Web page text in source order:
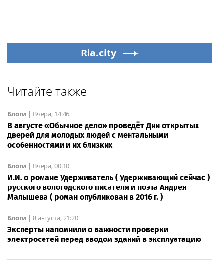
Ria.city
Читайте также
Блоги | Вчера, 14:46
В августе «Обычное дело» проведёт Дни открытых
дверей для молодых людей с ментальными
особенностями и их близких
Блоги | Вчера, 00:10
И.И. о романе Удерживатель ( Удерживающий сейчас )
русского вологодского писателя и поэта Андрея
Малышева ( роман опубликован в 2016 г. )
Блоги | 8 августа, 21:20
Эксперты напомнили о важности проверки
электросетей перед вводом зданий в эксплуатацию